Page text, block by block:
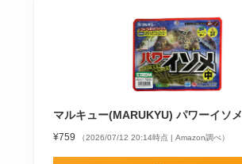
マルキュー(MARUKYU) パワーイソメ
¥759 （2026/07/12 20:14時点 | Amazon調べ）